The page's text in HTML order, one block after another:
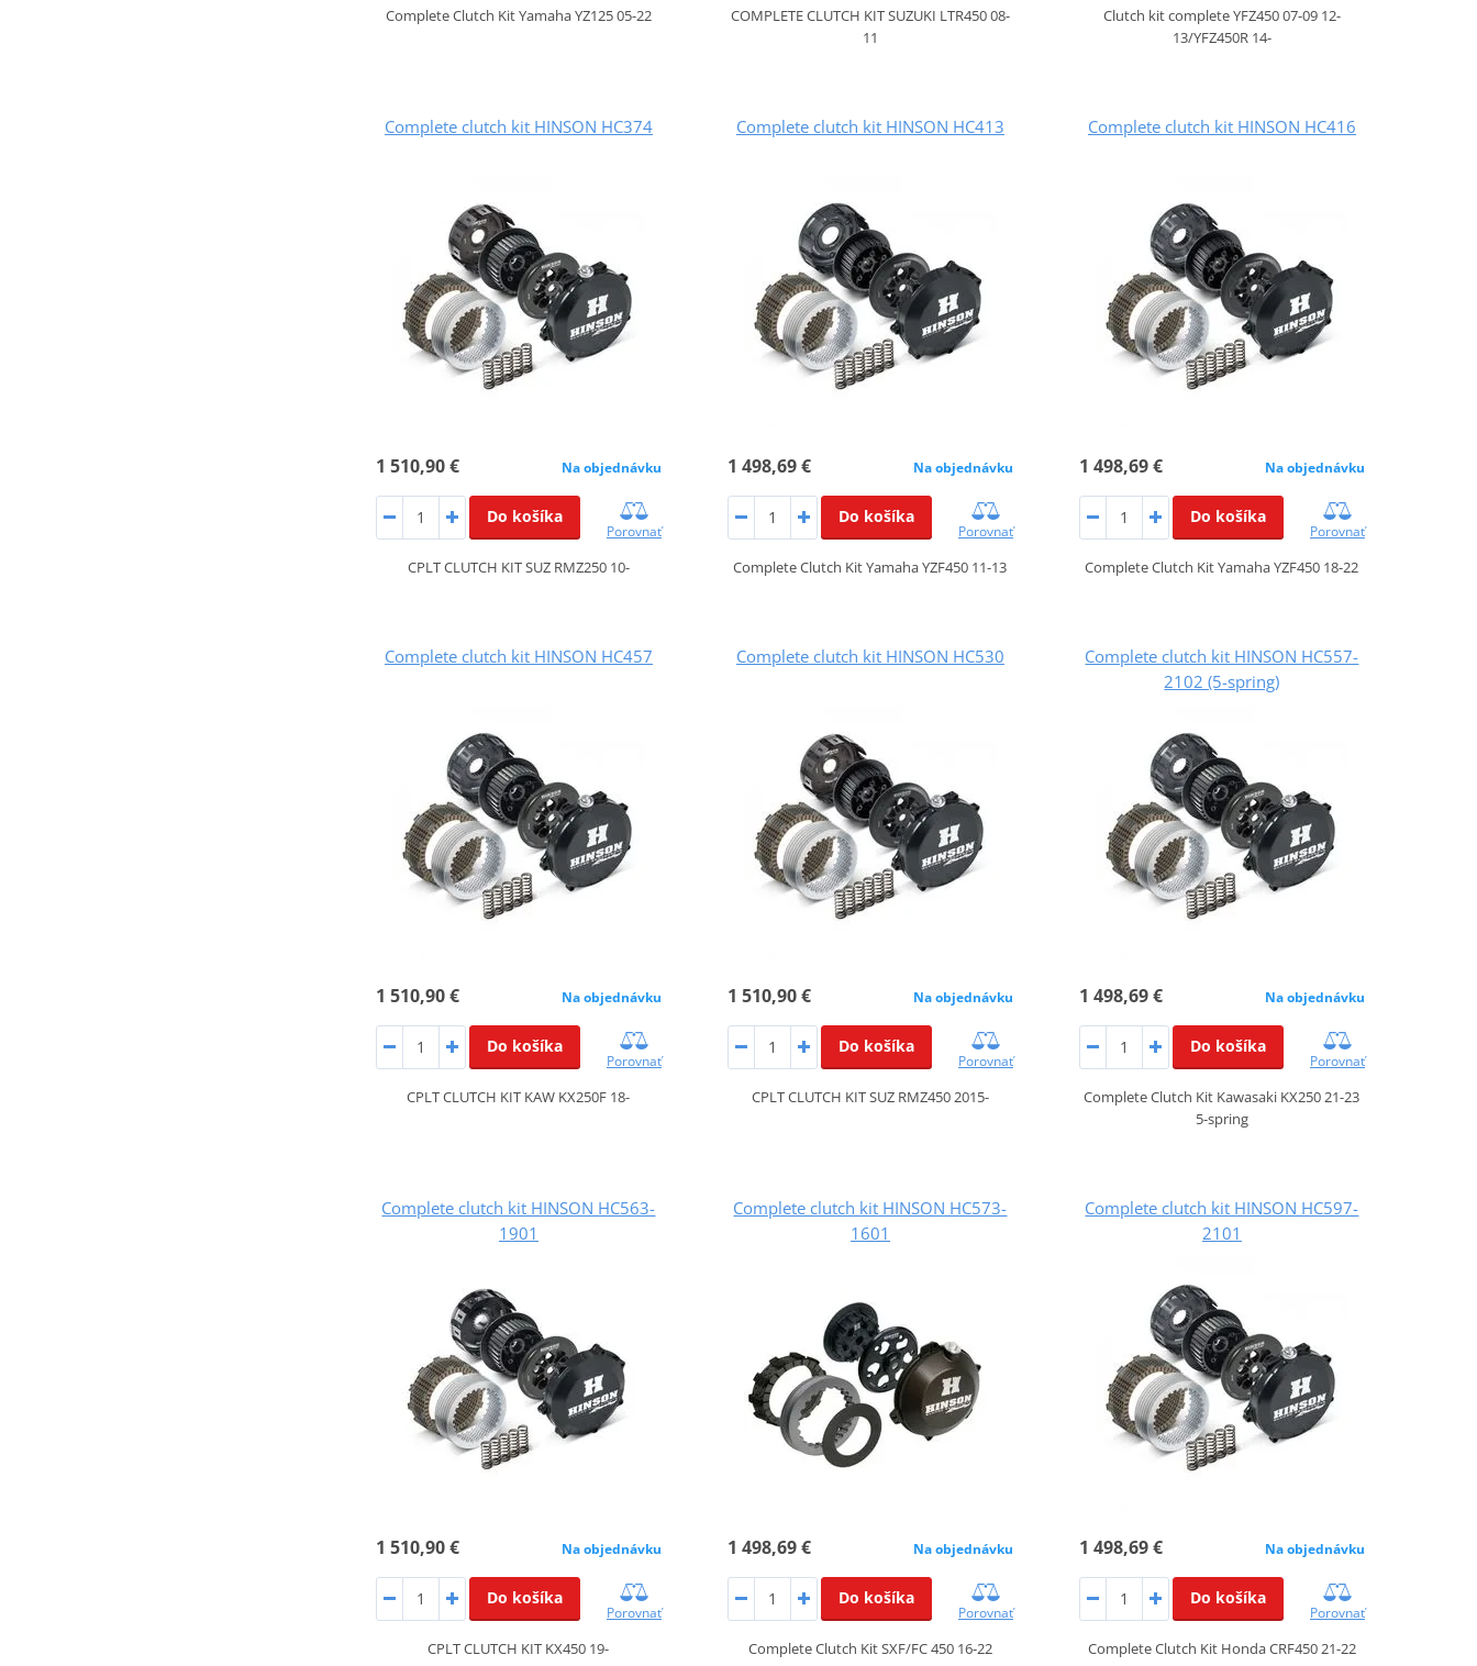
Complete Clutch Kit Yamaha YZ125 05-22
COMPLETE CLUTCH KIT SUZUKI LTR450 08-
11
Clutch kit complete YFZ450 07-09 12-
13/YFZ450R 14-
Complete clutch kit HINSON HC374
1 510,90 € Na objednávku
Do košíka
Porovnať
CPLT CLUTCH KIT SUZ RMZ250 10-
Complete clutch kit HINSON HC413
1 498,69 € Na objednávku
Do košíka
Porovnať
Complete Clutch Kit Yamaha YZF450 11-13
Complete clutch kit HINSON HC416
1 498,69 € Na objednávku
Do košíka
Porovnať
Complete Clutch Kit Yamaha YZF450 18-22
Complete clutch kit HINSON HC457
1 510,90 € Na objednávku
Do košíka
Porovnať
CPLT CLUTCH KIT KAW KX250F 18-
Complete clutch kit HINSON HC530
1 510,90 € Na objednávku
Do košíka
Porovnať
CPLT CLUTCH KIT SUZ RMZ450 2015-
Complete clutch kit HINSON HC557-
2102 (5-spring)
1 498,69 € Na objednávku
Do košíka
Porovnať
Complete Clutch Kit Kawasaki KX250 21-23
5-spring
Complete clutch kit HINSON HC563-
1901
1 510,90 € Na objednávku
Do košíka
Porovnať
CPLT CLUTCH KIT KX450 19-
Complete clutch kit HINSON HC573-
1601
1 498,69 € Na objednávku
Do košíka
Porovnať
Complete Clutch Kit SXF/FC 450 16-22
Complete clutch kit HINSON HC597-
2101
1 498,69 € Na objednávku
Do košíka
Porovnať
Complete Clutch Kit Honda CRF450 21-22